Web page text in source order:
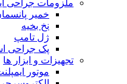
ملزومات جراحی
خمیر
نخ بخیه
ژل تامپ
پک جراحی
تجهیزات و ابزار ها
موتور